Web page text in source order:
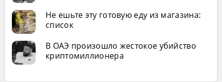
Не ешьте эту готовую еду из магазина:
список
В ОАЭ произошло жестокое убийство
криптомиллионера